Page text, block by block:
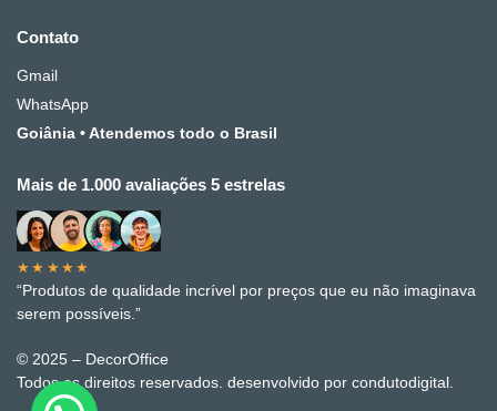
Contato
Gmail
WhatsApp
Goiânia • Atendemos todo o Brasil
Mais de 1.000 avaliações 5 estrelas
★★★★★
“Produtos de qualidade incrível por preços que eu não imaginava
serem possíveis.”
© 2025 – DecorOffice
Todos os direitos reservados. desenvolvido por condutodigital.